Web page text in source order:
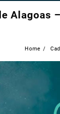
Alagoas
Home